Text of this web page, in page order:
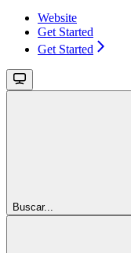
Website
Get Started
Get Started
Buscar...